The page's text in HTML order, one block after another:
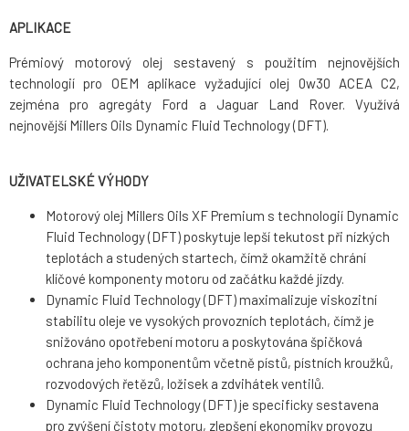
APLIKACE
Prémiový motorový olej sestavený s použitím nejnovějších
technologií pro OEM aplikace vyžadující olej 0w30 ACEA C2,
zejména pro agregáty Ford a Jaguar Land Rover. Využívá
nejnovější Millers Oils Dynamic Fluid Technology (DFT).
UŽIVATELSKÉ VÝHODY
Motorový olej Millers Oils XF Premium s technologií Dynamic
Fluid Technology (DFT) poskytuje lepší tekutost při nízkých
teplotách a studených startech, čímž okamžitě chrání
klíčové komponenty motoru od začátku každé jízdy.
Dynamic Fluid Technology (DFT) maximalizuje viskozitní
stabilitu oleje ve vysokých provozních teplotách, čímž je
snižováno opotřebení motoru a poskytována špičková
ochrana jeho komponentům včetně pístů, pístních kroužků,
rozvodových řetězů, ložisek a zdvihátek ventilů.
Dynamic Fluid Technology (DFT) je specificky sestavena
pro zvýšení čistoty motoru, zlepšení ekonomiky provozu